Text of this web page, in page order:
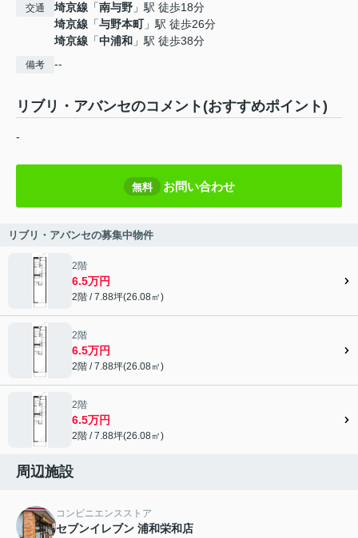
交通 埼京線 「南与野 」駅 徒歩18分
埼京線 「与野本町」駅 徒歩26分
埼京線 「中浦和 」駅 徒歩38分
備考 --
リブリ・アバンセのコメント(おすすめポイント)
-
無料 お問い合わせ
リブリ・アバンセの募集中物件
2階
6.5万円
2階 / 7.88坪(26.08㎡)
2階
6.5万円
2階 / 7.88坪(26.08㎡)
2階
6.5万円
2階 / 7.88坪(26.08㎡)
周辺施設
コンビニエンスストア
セブンイレブン 浦和栄和店